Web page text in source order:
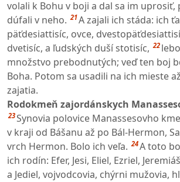
volali k Bohu v boji a dal sa im uprosiť,
dúfali v neho. 21A zajali ich stáda: ich
päťdesiattisíc, ovce,
dvetisíc, a ľudských duší stotisíc, 22
množstvo prebodnutých; veď ten boj
Boha. Potom sa usadili na ich mieste
zajatia.
Rodokmeň zajordánskych
23Synovia polovice Manassesovho
v kraji od Bášanu až po Bál-Hermon,
vrch Hermon. Bolo ich veľa. 24A toto
ich rodín: Efer, Jesi, Eliel, Ezriel,
a Jediel, vojvodcovia, chýrni mužovia,